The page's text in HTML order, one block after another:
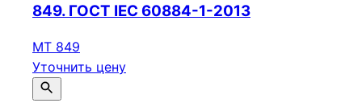
849. ГОСТ IEC 60884-1-2013
МТ 849
Уточнить цену